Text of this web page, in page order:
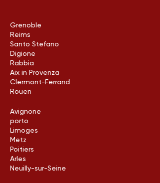
Grenoble
Reims
Santo Stefano
Digione
Rabbia
Aix in Provenza
Clermont-Ferrand
Rouen
Avignone
porto
Limoges
Metz
Poitiers
Arles
Neuilly-sur-Seine